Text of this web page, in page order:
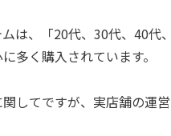
は、「20代、30代、40代
多く購入されています。
してですが、実店舗の運